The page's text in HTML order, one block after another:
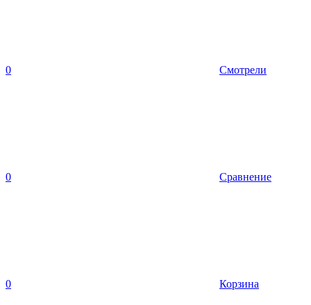
0 Смотрели
0 Сравнение
0 Корзина